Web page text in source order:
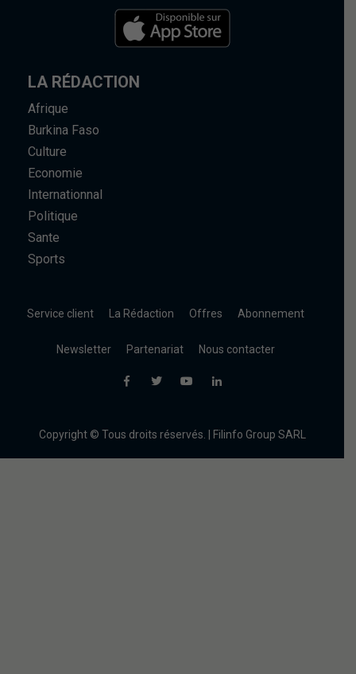
LA RÉDACTION
Afrique
Burkina Faso
Culture
Economie
Internationnal
Politique
Sante
Sports
Service client La Rédaction Offres Abonnement
Newsletter Partenariat Nous contacter
Copyright © Tous droits réservés. | Filinfo Group SARL